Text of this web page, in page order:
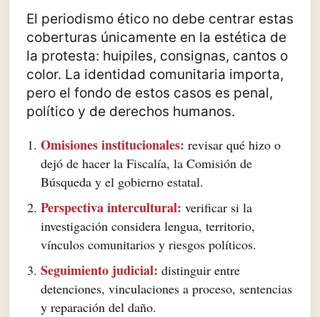
El periodismo ético no debe centrar estas
coberturas únicamente en la estética de
la protesta: huipiles, consignas, cantos o
color. La identidad comunitaria importa,
pero el fondo de estos casos es penal,
político y de derechos humanos.
Omisiones institucionales: revisar qué hizo o
dejó de hacer la Fiscalía, la Comisión de
Búsqueda y el gobierno estatal.
Perspectiva intercultural: verificar si la
investigación considera lengua, territorio,
vínculos comunitarios y riesgos políticos.
Seguimiento judicial: distinguir entre
detenciones, vinculaciones a proceso, sentencias
y reparación del daño.